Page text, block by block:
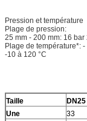
Pression et température
Plage de pression:
25 mm - 200 mm: 16
Plage de température*: -
-10 à 120 °C
Taille DN25
Une
33